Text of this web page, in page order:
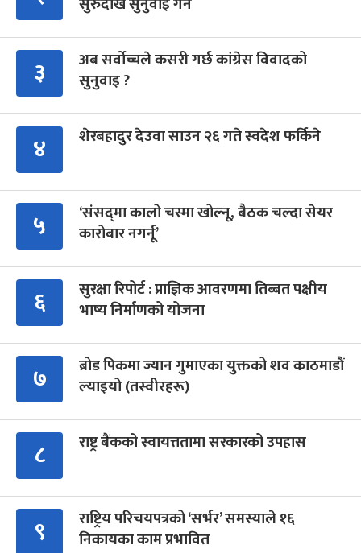
३
अब सर्वोच्चले कसरी गर्छ कांग्रेस विवादको
सुनुवाइ ?
४ शेरबहादुर देउवा साउन २६ गते स्वदेश फर्किने
५
‘संसद्‍मा कालो चस्मा खोल्नू, बैठक चल्दा सेयर
कारोबार नगर्नू’
६
सुरक्षा रिपोर्ट : प्राज्ञिक आवरणमा तिब्बत पक्षीय
भाष्य निर्माणको योजना
७
ब्रोड पिकमा ज्यान गुमाएका युक्तको शव काठमाडौं
ल्याइयो (तस्वीरहरू)
८ राष्ट्र बैंकको स्वायत्ततामा सरकारको उपहास
९
राष्ट्रिय परिचयपत्रको ‘सर्भर’ समस्याले १६
निकायका काम प्रभावित